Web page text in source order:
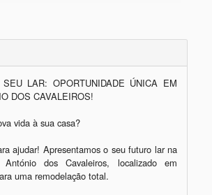
SEU LAR: OPORTUNIDADE ÚNICA EM
DOS CAVALEIROS!
vida à sua casa?
ajudar! Apresentamos o seu futuro lar na
dos Cavaleiros, localizado em
uma remodelação total.